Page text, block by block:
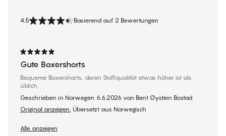
4.5 Basierend auf 2 Bewertungen
Gute Boxershorts
Bequeme Boxershorts, deren Stoffqualität etwas höher ist als
üblich
Geschrieben in Norwegen 6.6.2026 von Bent Øystein Bostad
Original anzeigen. Übersetzt aus Norwegisch
Alle anzeigen